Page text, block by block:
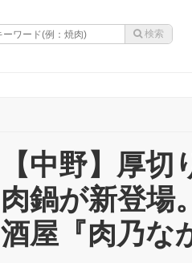
【中野】厚
肉鍋が新登場
酒屋『肉乃な